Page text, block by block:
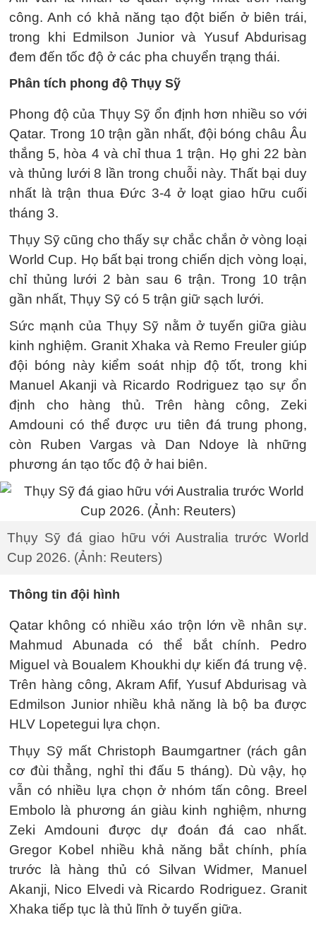
công. Anh có khả năng tạo đột biến ở biên trái,
trong khi Edmilson Junior và Yusuf Abdurisag
đem đến tốc độ ở các pha chuyển trạng thái.
Phân tích phong độ Thụy Sỹ
Phong độ của Thụy Sỹ ổn định hơn nhiều so với
Qatar. Trong 10 trận gần nhất, đội bóng châu Âu
thắng 5, hòa 4 và chỉ thua 1 trận. Họ ghi 22 bàn
và thủng lưới 8 lần trong chuỗi này. Thất bại duy
nhất là trận thua Đức 3-4 ở loạt giao hữu cuối
tháng 3.
Thụy Sỹ cũng cho thấy sự chắc chắn ở vòng loại
World Cup. Họ bất bại trong chiến dịch vòng loại,
chỉ thủng lưới 2 bàn sau 6 trận. Trong 10 trận
gần nhất, Thụy Sỹ có 5 trận giữ sạch lưới.
Sức mạnh của Thụy Sỹ nằm ở tuyến giữa giàu
kinh nghiệm. Granit Xhaka và Remo Freuler giúp
đội bóng này kiểm soát nhịp độ tốt, trong khi
Manuel Akanji và Ricardo Rodriguez tạo sự ổn
định cho hàng thủ. Trên hàng công, Zeki
Amdouni có thể được ưu tiên đá trung phong,
còn Ruben Vargas và Dan Ndoye là những
phương án tạo tốc độ ở hai biên.
Thụy Sỹ đá giao hữu với Australia trước World
Cup 2026. (Ảnh: Reuters)
Thông tin đội hình
Qatar không có nhiều xáo trộn lớn về nhân sự.
Mahmud Abunada có thể bắt chính. Pedro
Miguel và Boualem Khoukhi dự kiến đá trung vệ.
Trên hàng công, Akram Afif, Yusuf Abdurisag và
Edmilson Junior nhiều khả năng là bộ ba được
HLV Lopetegui lựa chọn.
Thụy Sỹ mất Christoph Baumgartner (rách gân
cơ đùi thẳng, nghỉ thi đấu 5 tháng). Dù vậy, họ
vẫn có nhiều lựa chọn ở nhóm tấn công. Breel
Embolo là phương án giàu kinh nghiệm, nhưng
Zeki Amdouni được dự đoán đá cao nhất.
Gregor Kobel nhiều khả năng bắt chính, phía
trước là hàng thủ có Silvan Widmer, Manuel
Akanji, Nico Elvedi và Ricardo Rodriguez. Granit
Xhaka tiếp tục là thủ lĩnh ở tuyến giữa.